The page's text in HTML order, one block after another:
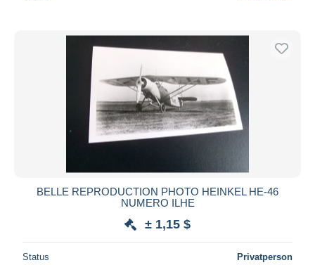
BELLE REPRODUCTION PHOTO HEINKEL HE-46
NUMERO ILHE
± 1,15 $
Status Privatperson